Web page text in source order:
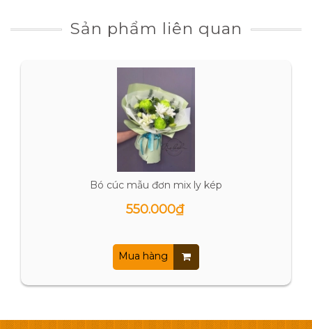
Sản phẩm liên quan
Bó cúc mẫu đơn mix ly kép
550.000₫
Mua hàng